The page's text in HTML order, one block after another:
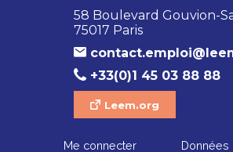
58 Boulevard Gouvion-
75017 Paris
+33(0)1 45 03 88 88
Leem.org
Me connecter Données